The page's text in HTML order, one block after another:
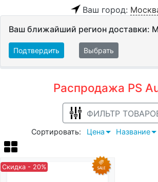
Ваш город:
Ваш ближайший регион доставки:
Подтвердить Выбрать
Распродажа PS
ФИЛЬТР
Сортировать: Цена Название
Скидка - 20%